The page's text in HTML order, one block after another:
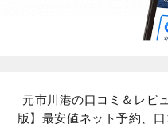
元市川港の口コミ＆レビ
版】最安値ネット予約、